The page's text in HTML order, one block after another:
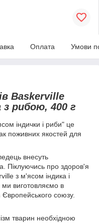
Оплата Умови
Baskerville
з рибою, 400 г
індички і риби" це
поживних якостей для
внесуть
Піклуючись про здоров'я
з м'ясом індика і
ми виготовляємо в
союзу.
тварин необхідною